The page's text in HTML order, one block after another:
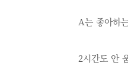
A는 좋아하
2시간도 안